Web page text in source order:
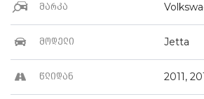
მარკა
მოდელი Jetta
წლიდან 2011,